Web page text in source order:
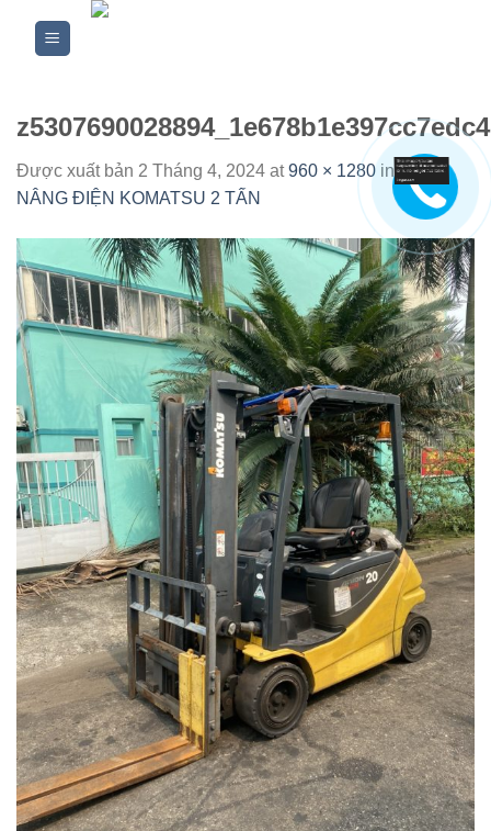
Được xuất bản 2 Tháng 4, 2024 at960 × 1280 inXE
NÂNG ĐIỆN KOMATSU 2 TẤN